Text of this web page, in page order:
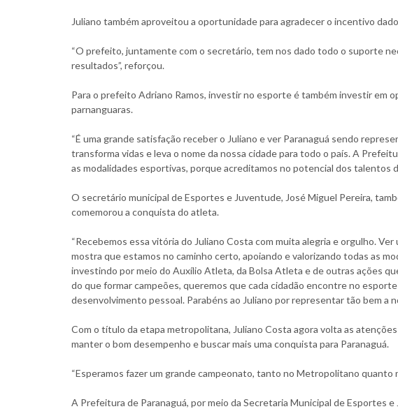
Juliano também aproveitou a oportunidade para agradecer o incentivo
“O prefeito, juntamente com o secretário, tem nos dado todo o suporte
resultados”, reforçou.
Para o prefeito Adriano Ramos, investir no esporte é também investir em
parnanguaras.
“É uma grande satisfação receber o Juliano e ver Paranaguá sendo
transforma vidas e leva o nome da nossa cidade para todo o país. A
as modalidades esportivas, porque acreditamos no potencial dos talentos
O secretário municipal de Esportes e Juventude, José Miguel Pereira,
comemorou a conquista do atleta.
“Recebemos essa vitória do Juliano Costa com muita alegria e orgulho.
mostra que estamos no caminho certo, apoiando e valorizando todas as
investindo por meio do Auxílio Atleta, da Bolsa Atleta e de outras ações
do que formar campeões, queremos que cada cidadão encontre no
desenvolvimento pessoal. Parabéns ao Juliano por representar tão bem a
Com o título da etapa metropolitana, Juliano Costa agora volta as
manter o bom desempenho e buscar mais uma conquista para Paranaguá.
“Esperamos fazer um grande campeonato, tanto no Metropolitano quanto
A Prefeitura de Paranaguá, por meio da Secretaria Municipal de Esportes